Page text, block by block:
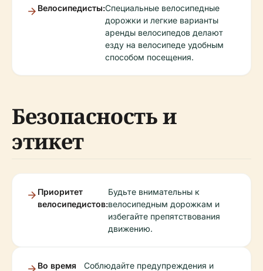
Велосипедисты:Специальные велосипедные
дорожки и легкие варианты
аренды велосипедов делают
езду на велосипеде удобным
способом посещения.
Безопасность и
этикет
Приоритет
велосипедистов:
Будьте внимательны к
велосипедным дорожкам и
избегайте препятствования
движению.
Во время
Соблюдайте предупреждения и